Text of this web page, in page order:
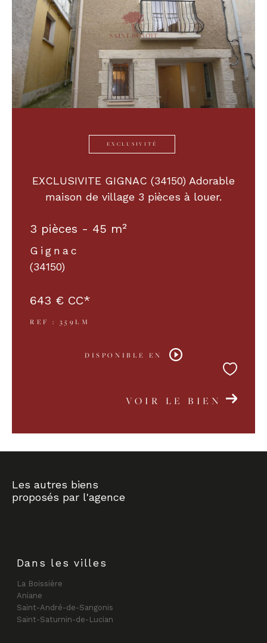
EXCLUSIVITÉ
EXCLUSIVITE GIGNAC (34150) Adorable
maison de village 3 pièces à louer.
3 pièces - 45 m²
Gignac
(34150)
643 € CC*
REF : 359LM
DISPONIBLE EN
VOIR LE BIEN
Les autres biens
proposés par l'agence
Dans les villes
La Boissière
Aniane
Saint-André-de-Sangonis
Saint-Saturnin-de-Lucian